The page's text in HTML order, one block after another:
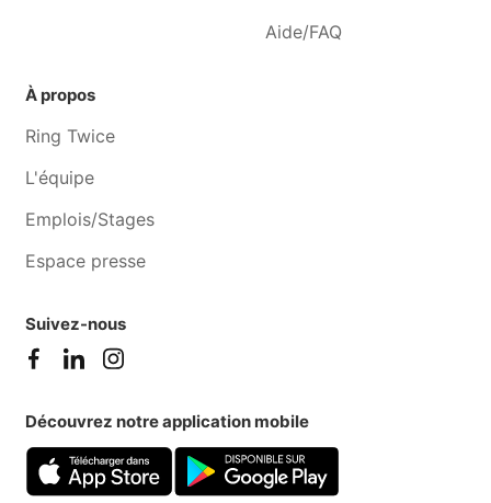
Aide/FAQ
À propos
Ring Twice
L'équipe
Emplois/Stages
Espace presse
Suivez-nous
Découvrez notre application mobile